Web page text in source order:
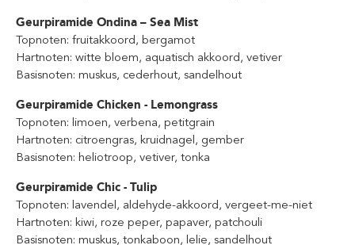
Geurpiramide Ondina – Sea Mist
Topnoten: fruitakkoord, bergamot
Hartnoten: witte bloem, aquatisch akkoord, vetiver
Basisnoten: muskus, cederhout, sandelhout
Geurpiramide Chicken - Lemongrass
Topnoten: limoen, verbena, petitgrain
Hartnoten: citroengras, kruidnagel, gember
Basisnoten: heliotroop, vetiver, tonka
Geurpiramide Chic - Tulip
Topnoten: lavendel, aldehyde-akkoord, vergeet-me-niet
Hartnoten: kiwi, roze peper, papaver, patchouli
Basisnoten: muskus, tonkaboon, lelie, sandelhout